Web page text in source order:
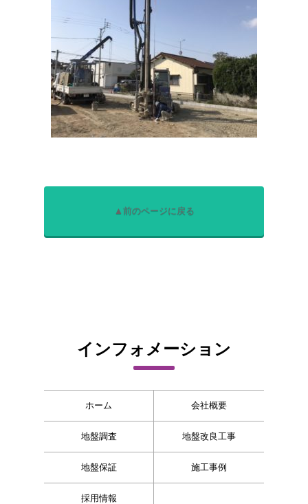
▲前のページに戻る
インフォメーション
ホーム 会社概要
地盤調査 地盤改良工事
地盤保証 施工事例
採用情報